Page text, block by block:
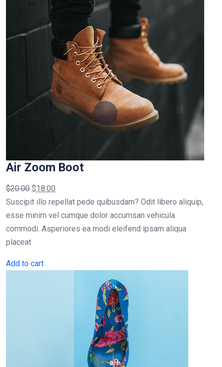
Air Zoom Boot
$20.00 $18.00
Suscipit illo repellat pede quibusdam? Odit libero aliquip,
esse minim vel cumque dolor accumsan vehicula
commodi. Asperiores ea modi eleifend ipsam aliqua
placeat
Add to cart